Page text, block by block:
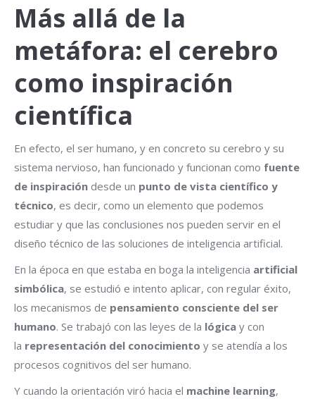
Más allá de la
metáfora: el cerebro
como inspiración
científica
En efecto, el ser humano, y en concreto su cerebro y su
sistema nervioso, han funcionado y funcionan como fuente
de inspiración desde un punto de vista científico y
técnico, es decir, como un elemento que podemos
estudiar y que las conclusiones nos pueden servir en el
diseño técnico de las soluciones de inteligencia artificial.
En la época en que estaba en boga la inteligencia artificial
simbólica, se estudió e intento aplicar, con regular éxito,
los mecanismos de pensamiento consciente del ser
humano. Se trabajó con las leyes de la lógica y con
la representación del conocimiento y se atendía a los
procesos cognitivos del ser humano.
Y cuando la orientación viró hacia el machine learning,